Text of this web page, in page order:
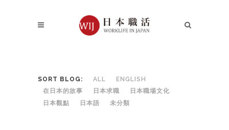
SORT BLOG: ALL
ENGLISH
在日本的故事
日本求職
日本職場文化
日本觀點
日本語 未分類